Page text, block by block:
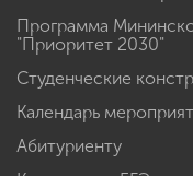
Программа
"Приоритет 2030"
Студенческие
Календарь
Абитуриенту